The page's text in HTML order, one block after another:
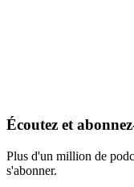
Écoutez et
Plus d'un million de
s'abonner.